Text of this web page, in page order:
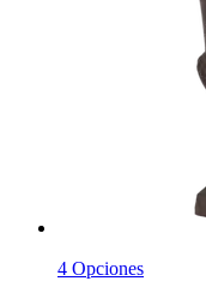
4 Opciones